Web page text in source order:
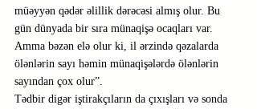
müəyyən qədər əlillik dərəcəsi almış olur. Bu
gün dünyada bir sıra münaqişə ocaqları var.
Amma bəzən elə olur ki, il ərzində qəzalarda
ölənlərin sayı həmin münaqişələrdə ölənlərin
sayından çox olur”.
Tədbir digər iştirakçıların da çıxışları və sonda